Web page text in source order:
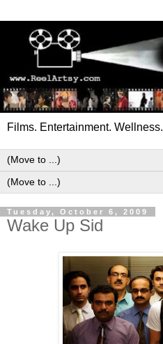
Films. Entertainment. Wellness.
Tuesday, October 6, 2009
Wake Up Sid